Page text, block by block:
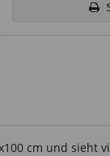
cm und sieht